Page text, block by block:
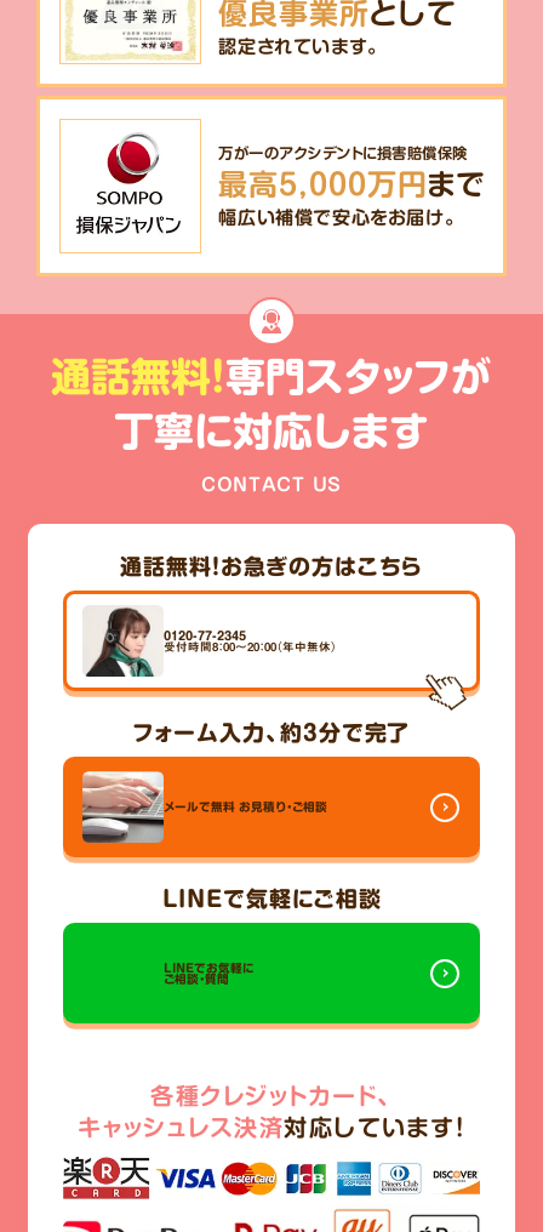
優良事業所として
認定されています。
万が一のアクシデントに損害賠償保険
最高5,000万円まで
幅広い補償で安心をお届け。
通話無料!専門スタッフが
丁寧に対応します
CONTACT US
通話無料！お急ぎの方はこちら
0120-77-2345
受付時間8：00～20：00（年中無休）
フォーム入力、 約3分で完了
メールで無料 お見積り・ご相談
LINEで気軽にご相談
LINEでお気軽に
ご相談・質問
各種クレジットカード、
キャッシュレス決済対応しています!